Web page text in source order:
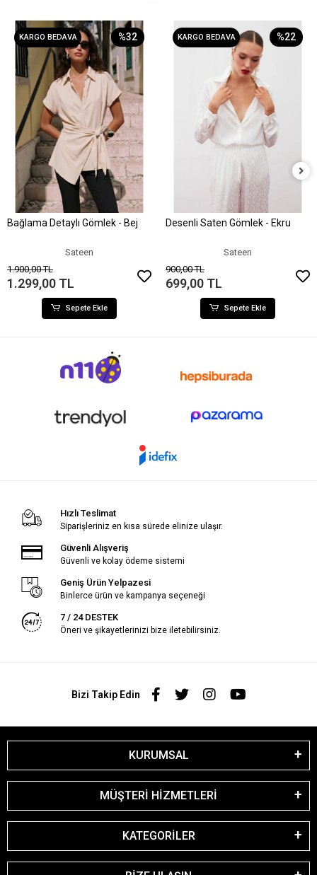
KARGO BEDAVA %32
Sepete Ekle
Bağlama Detaylı Gömlek - Bej
Sateen
1.900,00 TL
1.299,00 TL
Sepete Ekle
KARGO BEDAVA %22
Sepete Ekle
Desenli Saten Gömlek - Ekru
Sateen
900,00 TL
699,00 TL
Sepete Ekle
Hızlı Teslimat
Siparişleriniz en kısa sürede elinize ulaşır.
Güvenli Alışveriş
Güvenli ve kolay ödeme sistemi
Geniş Ürün Yelpazesi
Binlerce ürün ve kampanya seçeneği
7 / 24 DESTEK
Öneri ve şikayetlerinizi bize iletebilirsiniz.
Bizi Takip Edin
KURUMSAL
MÜŞTERİ HİZMETLERİ
KATEGORİLER